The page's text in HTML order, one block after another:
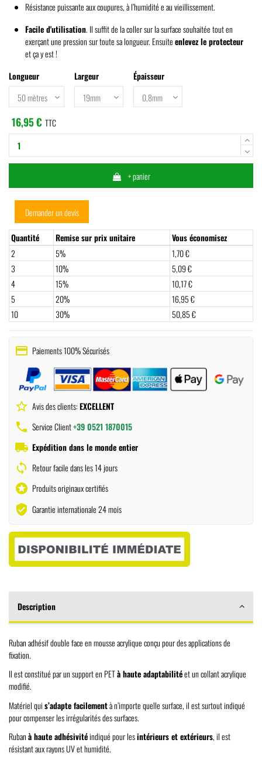
Résistance puissante aux coupures, à l’humidité e au vieillissement.
Facile d'utilisation. Il suffit de la coller sur la surface souhaitée tout en
exerçant une pression sur toute sa longueur. Ensuiteenlevez le protecteur
et ça y est !
Longueur
Largeur Épaisseur
16,95 € TTC
+ panier
Demander un devis
Quantité Remise sur prix unitaire
Vous économisez
2
5%
1,70 €
3
10%
5,09 €
4
15%
10,17 €
5
20%
16,95 €
10
30% 50,85 €
payment Paiements 100% Sécurisés
star_border Avis des clients:EXCELLENT
phone Service Client+39 0521 1870015
local_shipping Expédition dans le monde entier
sync Retour facile dans les 14 jours
stars Produits originaux certifiés
verified_user Garantie internationale 24 mois
Description
Ruban adhésif double face en mousse acrylique conçu pour des applications de
fixation.
Il est constitué par un support en PETà haute adaptabilitéet un collant acrylique
modifié.
Matériel quis’adapte facilementà n’importe quelle surface, il est surtout indiqué
pour compenser les irrégularités des surfaces.
Rubanà haute adhésivitéindiqué pour lesintérieurs et extérieurs, il est
résistant aux rayons UV et humidité.